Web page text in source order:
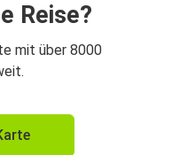
Reise?
mit über 8000